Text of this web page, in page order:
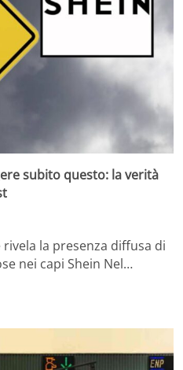
subito questo: la verità
rivela la presenza diffusa di
nei capi Shein Nel…